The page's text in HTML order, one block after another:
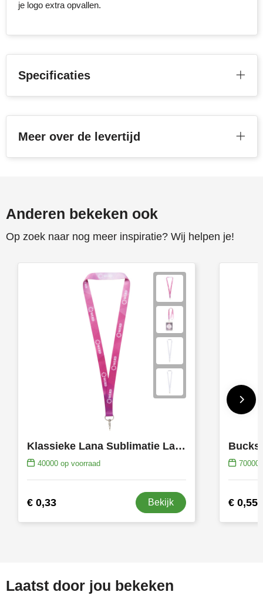
Vinga
je logo extra opvallen.
Specificaties
Meer over de levertijd
Anderen bekeken ook
Op zoek naar nog meer inspiratie? Wij helpen je!
Klassieke Lana Sublimatie Lanyard Keycord
40000op voorraad
€ 0,33 Bekijk
70000
€ 0,55
Laatst door jou bekeken